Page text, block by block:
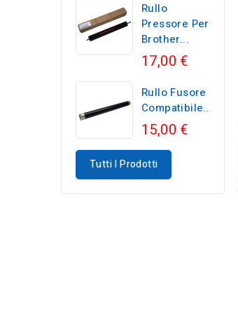
Rullo
Pressore Per
Brother...
17,00 €
Rullo Fusore
Compatibile...
15,00 €
Tutti I Prodotti